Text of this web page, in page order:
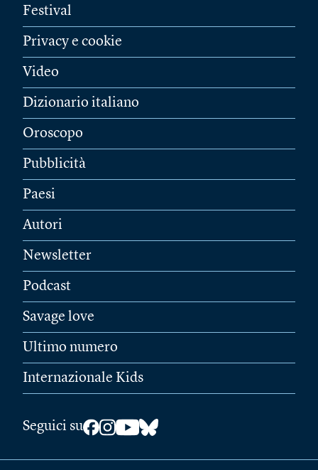
Festival
Privacy e cookie
Video
Dizionario italiano
Oroscopo
Pubblicità
Paesi
Autori
Newsletter
Podcast
Savage love
Ultimo numero
Internazionale Kids
Seguici su